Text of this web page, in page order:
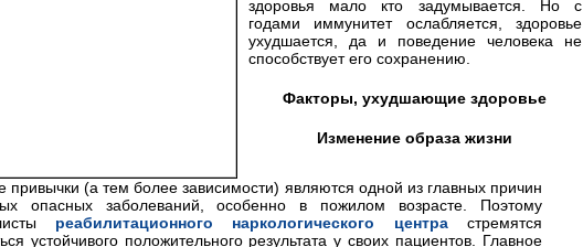
здоровья мало кто задумывается. Но с
годами иммунитет ослабляется, здоровье
ухудшается, да и поведение человека не
способствует его сохранению.
Факторы, ухудшающие здоровье
привычки (а тем более зависимости) являются одной из главных причин
опасных заболеваний, особенно в пожилом возрасте. Поэтому
реабилитационного наркологического центрастремятся
устойчивого положительного результата у своих пациентов. Главное
Изменение образа жизни